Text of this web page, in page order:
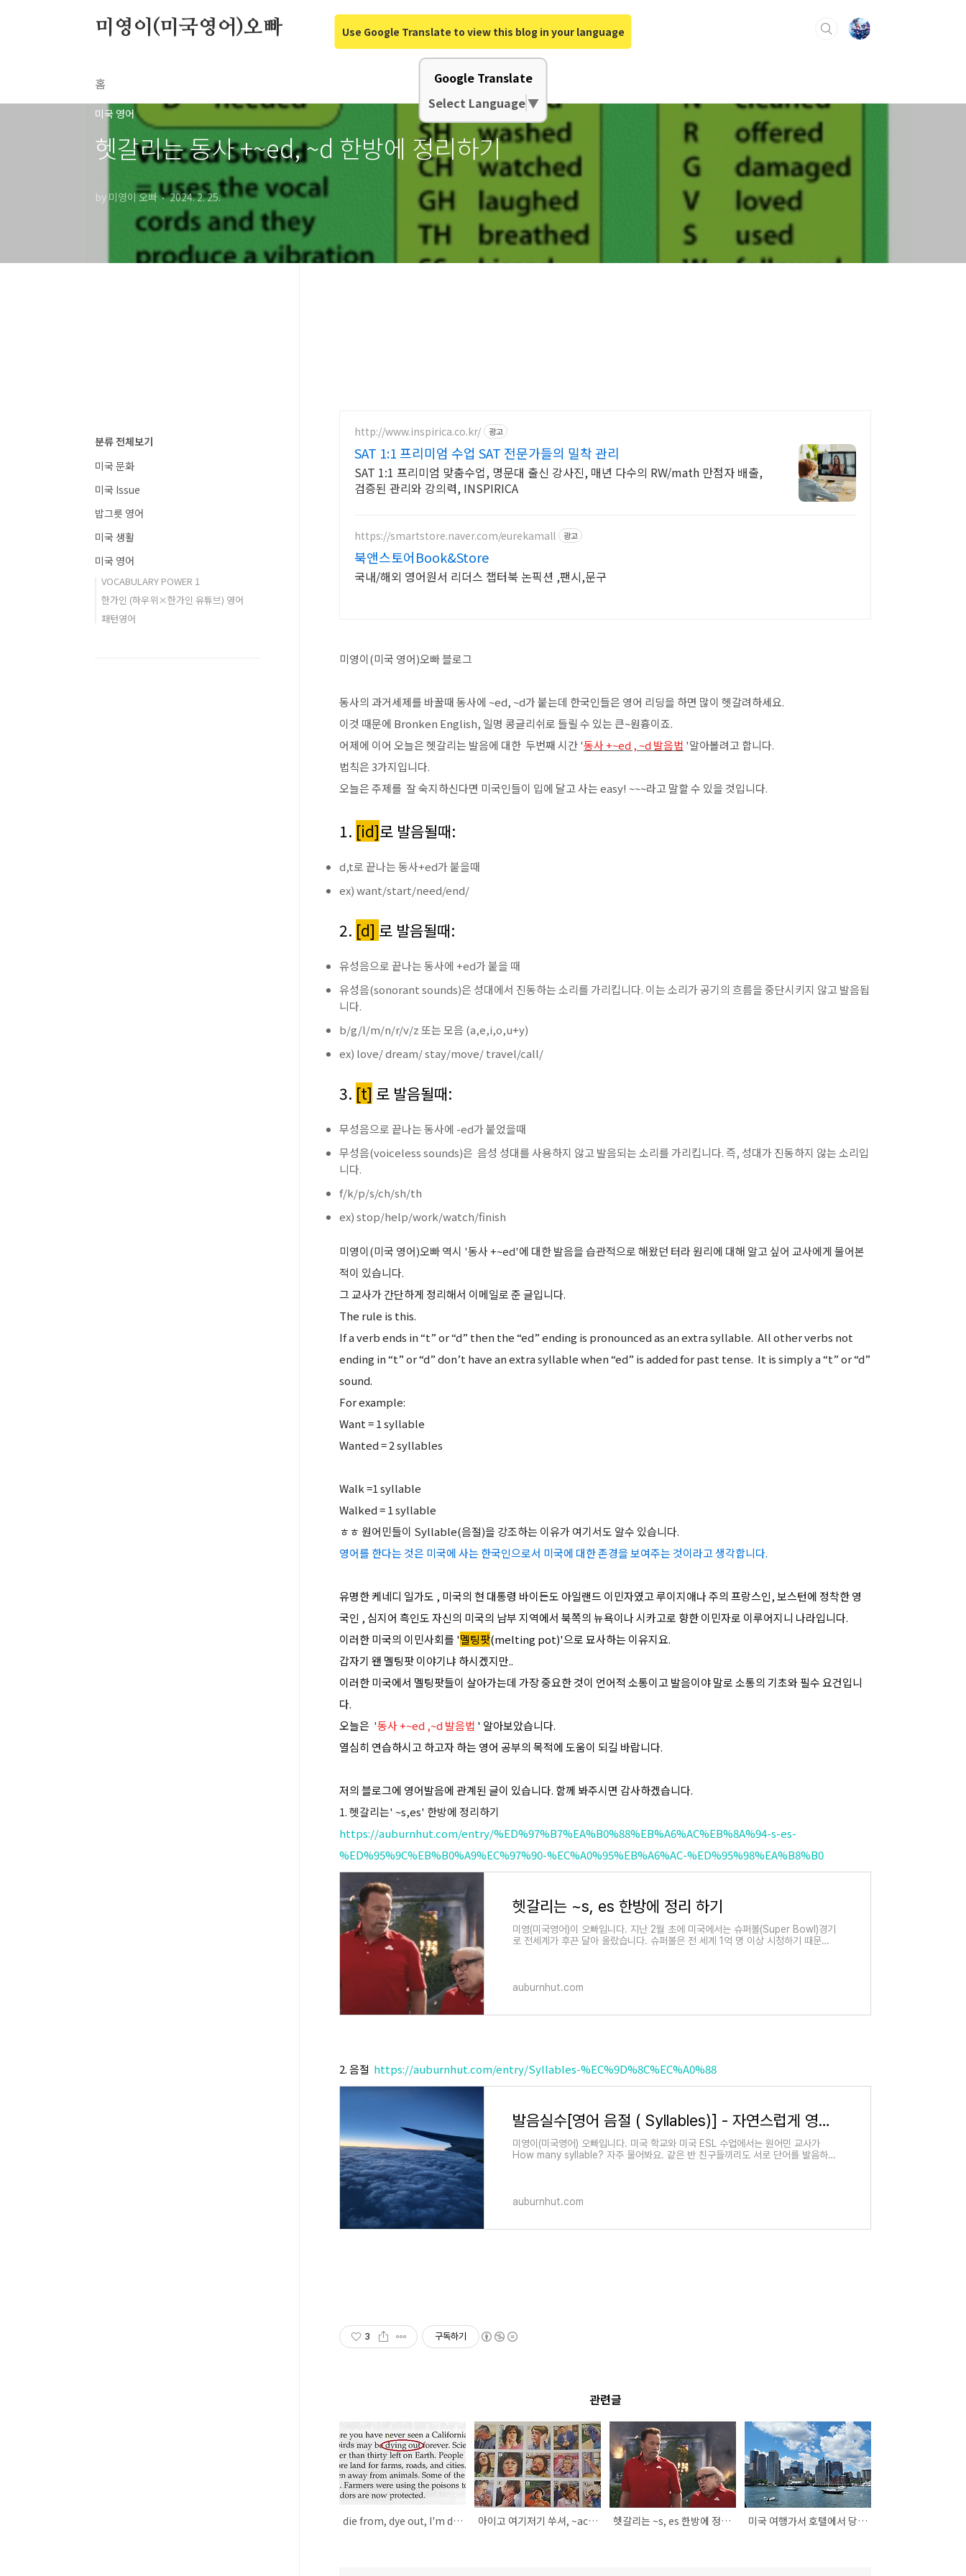
Use Google Translate to view this blog in your language
Google Translate
Select Language▼
미영이(미국영어)오빠
홈
미국 영어
헷갈리는 동사 +~ed, ~d 한방에 정리하기
by 미영이 오빠 2024. 2. 25.
http://www.inspirica.co.kr/ 광고
SAT 1:1 프리미엄 수업 SAT 전문가들의 밀착 관리
SAT 1:1 프리미엄 맞춤수업, 명문대 출신 강사진, 매년 다수의 RW/math 만점자 배출,
검증된 관리와 강의력, INSPIRICA
https://smartstore.naver.com/eurekamall 광고
북앤스토어Book&Store
국내/해외 영어원서 리더스 챕터북 논픽션 ,팬시,문구
미영이(미국 영어)오빠 블로그
동사의 과거세제를 바꿀때 동사에 ~ed, ~d가 붙는데 한국인들은 영어 리딩을 하면 많이 헷갈려하세요.
이것 때문에 Bronken English, 일명 콩글리쉬로 들릴 수 있는 큰~원흉이죠.
어제에 이어 오늘은 헷갈리는 발음에 대한 두번째 시간 '동사 +~ed , ~d 발음법 '알아볼려고 합니다.
법칙은 3가지입니다.
오늘은 주제를 잘 숙지하신다면 미국인들이 입에 달고 사는 easy! ~~~라고 말할 수 있을 것입니다.
1. [id]로 발음될때:
d,t로 끝나는 동사+ed가 붙을때
ex) want/start/need/end/
2. [d] 로 발음될때:
유성음으로 끝나는 동사에 +ed가 붙을 때
유성음(sonorant sounds)은 성대에서 진동하는 소리를 가리킵니다. 이는 소리가 공기의 흐름을 중단시키지 않고 발음됩
니다.
b/g/l/m/n/r/v/z 또는 모음 (a,e,i,o,u+y)
ex) love/ dream/ stay/move/ travel/call/
3. [t] 로 발음될때:
무성음으로 끝나는 동사에 -ed가 붙었을때
무성음(voiceless sounds)은 음성 성대를 사용하지 않고 발음되는 소리를 가리킵니다. 즉, 성대가 진동하지 않는 소리입
니다.
f/k/p/s/ch/sh/th
ex) stop/help/work/watch/finish
미영이(미국 영어)오빠 역시 '동사 +~ed'에 대한 발음을 습관적으로 해왔던 터라 원리에 대해 알고 싶어 교사에게 물어본
적이 있습니다.
그 교사가 간단하게 정리해서 이메일로 준 글입니다.
The rule is this.
If a verb ends in “t” or “d” then the “ed” ending is pronounced as an extra syllable. All other verbs not
ending in “t” or “d” don’t have an extra syllable when “ed” is added for past tense. It is simply a “t” or “d”
sound.
For example:
Want = 1 syllable
Wanted = 2 syllables
Walk =1 syllable
Walked = 1 syllable
ㅎㅎ 원어민들이 Syllable(음절)을 강조하는 이유가 여기서도 알수 있습니다.
영어를 한다는 것은 미국에 사는 한국인으로서 미국에 대한 존경을 보여주는 것이라고 생각합니다.
유명한 케네디 일가도 , 미국의 현 대통령 바이든도 아일랜드 이민자였고 루이지애나 주의 프랑스인, 보스턴에 정착한 영
국인 , 심지어 흑인도 자신의 미국의 남부 지역에서 북쪽의 뉴욕이나 시카고로 향한 이민자로 이루어지니 나라입니다.
이러한 미국의 이민사회를 '멜팅팟(melting pot)'으로 묘사하는 이유지요.
갑자기 왠 멜팅팟 이야기냐 하시겠지만..
이러한 미국에서 멜팅팟들이 살아가는데 가장 중요한 것이 언어적 소통이고 발음이야 말로 소통의 기초와 필수 요건입니
다.
오늘은 '동사 +~ed ,~d 발음법 ' 알아보았습니다.
열심히 연습하시고 하고자 하는 영어 공부의 목적에 도움이 되길 바랍니다.
저의 블로그에 영어발음에 관계된 글이 있습니다. 함께 봐주시면 감사하겠습니다.
1. 헷갈리는' ~s,es' 한방에 정리하기
https://auburnhut.com/entry/%ED%97%B7%EA%B0%88%EB%A6%AC%EB%8A%94-s-es-
%ED%95%9C%EB%B0%A9%EC%97%90-%EC%A0%95%EB%A6%AC-%ED%95%98%EA%B8%B0
헷갈리는 ~s, es 한방에 정리 하기
미영(미국영어)이 오빠입니다. 지난 2월 초에 미국에서는 슈퍼볼(Super Bowl)경기
로 전세계가 후끈 달아 올랐습니다. 슈퍼볼은 전 세계 1억 명 이상 시청하기 때문에
auburnhut.com
2. 음절 https://auburnhut.com/entry/Syllables-%EC%9D%8C%EC%A0%88
발음실수[영어 음절 ( Syllables)] - 자연스럽게 영어 발음하기
미영이(미국영어) 오빠입니다. 미국 학교와 미국 ESL 수업에서는 원어민 교사가
How many syllable? 자주 물어봐요. 같은 반 친구들끼리도 서로 단어를 발음하고
auburnhut.com
3 구독하기
관련글
die from, dye out, I'm dying to~, perish 아이고 여기저기 쑤셔, ~ache, ~pain 헷갈리는 ~s, es 한방에 정리 하기 [아놀드 슈워제네거,영상有] 미국 여행가서 호텔에서 당당히 영어로 말하기
분류 전체보기
미국 문화
미국 Issue
밥그릇 영어
미국 생활
미국 영어
VOCABULARY POWER 1
한가인 (하우위×한가인 유튜브) 영어
패턴영어